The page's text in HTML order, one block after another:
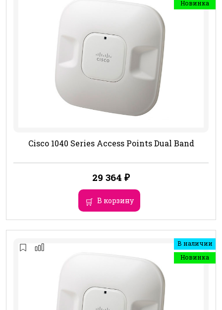
Новинка
Cisco 1040 Series Access Points Dual Band
29 364 ₽
В корзину
В наличии
Новинка